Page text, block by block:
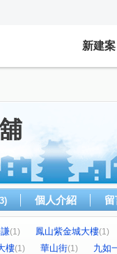
新建案
個人介紹
(1) 鳳山紫金城大樓(1)
樓(1) 華山街(1)
九如